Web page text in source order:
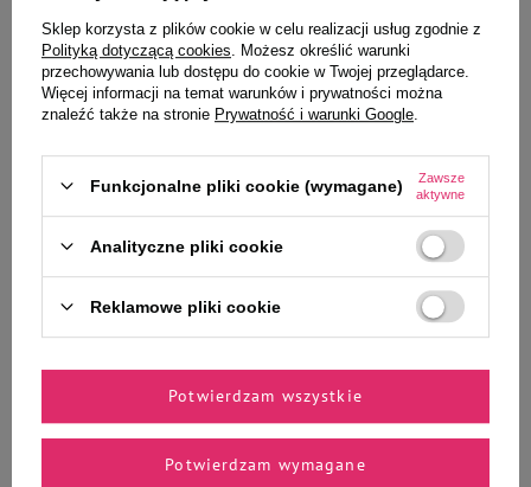
9,77 zł 24,43 zł / kg
- +
14,99 zł
-
Zaufane i polecane przez
naszych ekspertów
ECO drapak dla kota leżanka z
Sklep korzysta z plików cookie w celu realizacji usług zgodnie z
Polityką dotyczącą cookies . Możesz określić warunki
przechowywania lub dostępu do cookie w Twojej przeglądarce.
Więcej informacji na temat warunków i prywatności można
znaleźć także na stronie Prywatność i warunki Google
Funkcjonalne pliki cookie (wymagane)
Zawsze
aktywne
Analityczne pliki cookie
Reklamowe pliki cookie
Potwierdzam wymagane
Potwierdzam wszystkie